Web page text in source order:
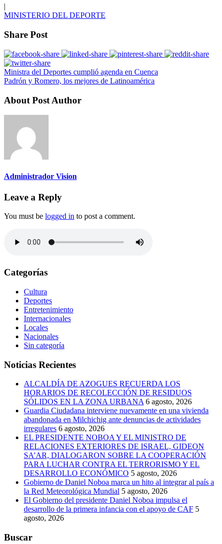
|
MINISTERIO DEL DEPORTE
Share Post
Ministra del Deportes cumplió agenda en Cuenca
Padrón y Romero, los mejores de Latinoamérica
About Post Author
Administrador Vision
Leave a Reply
You must be logged in to post a comment.
Categorías
Cultura
Deportes
Entretenimiento
Internacionales
Locales
Nacionales
Sin categoría
Noticias Recientes
ALCALDÍA DE AZOGUES RECUERDA LOS
HORARIOS DE RECOLECCIÓN DE RESIDUOS
SÓLIDOS EN LA ZONA URBANA 6 agosto, 2026
Guardia Ciudadana interviene nuevamente en una vivienda
abandonada en Milchichig ante denuncias de actividades
irregulares 6 agosto, 2026
EL PRESIDENTE NOBOA Y EL MINISTRO DE
RELACIONES EXTERIORES DE ISRAEL, GIDEON
SA’AR, DIALOGARON SOBRE LA COOPERACIÓN
PARA LUCHAR CONTRA EL TERRORISMO Y EL
DESARROLLO ECONÓMICO 5 agosto, 2026
Gobierno de Daniel Noboa marca un hito al integrar al país a
la Red Meteorológica Mundial 5 agosto, 2026
El Gobierno del presidente Daniel Noboa impulsa el
desarrollo de la primera infancia con el apoyo de CAF 5
agosto, 2026
Buscar